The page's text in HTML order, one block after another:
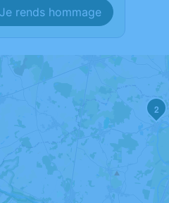
Je rends hommage
2